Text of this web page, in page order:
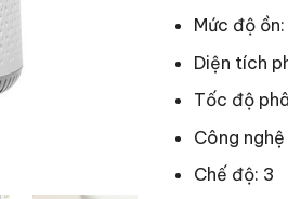
Mức độ
Diện tích
Tốc độ
Công
Chế độ: 3